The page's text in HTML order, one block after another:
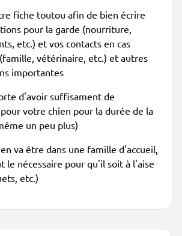
fiche toutou afin de bien écrire
pour la garde (nourriture,
etc.) et vos contacts en cas
vétérinaire, etc.) et autres
importantes
d'avoir suffisament de
votre chien pour la durée de la
un peu plus)
va être dans une famille d'accueil,
le nécessaire pour qu'il soit à l'aise
etc.)